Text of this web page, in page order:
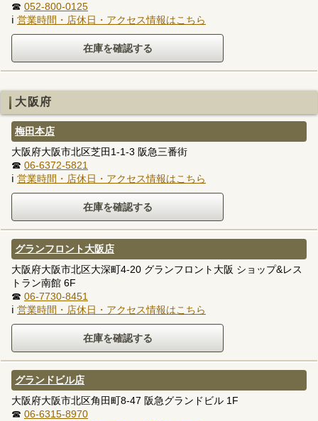
☎ 052-800-0125
ℹ 営業時間・店休日・アクセス情報はこちら
大阪府
梅田本店
大阪府大阪市北区芝田1-1-3 阪急三番街
☎ 06-6372-5821
ℹ 営業時間・店休日・アクセス情報はこちら
グランフロント大阪店
大阪府大阪市北区大深町4-20 グランフロント大阪 ショップ&レス
トラン南館 6F
☎ 06-7730-8451
ℹ 営業時間・店休日・アクセス情報はこちら
グランドビル店
大阪府大阪市北区角田町8-47 阪急グランドビル 1F
☎ 06-6315-8970